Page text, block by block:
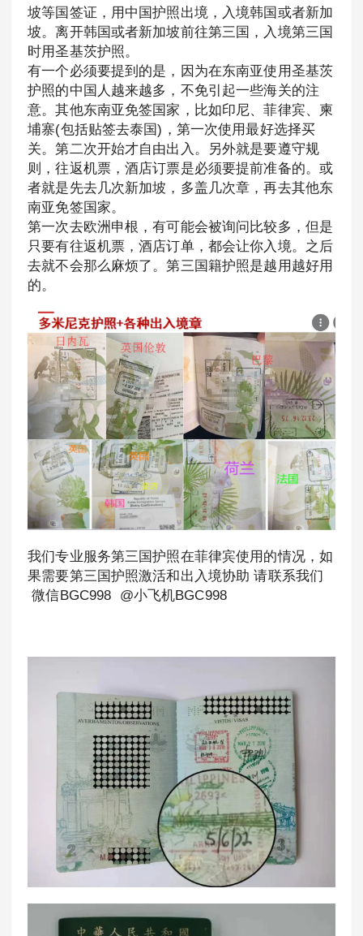
坡等国签证，用中国护照出境，入境韩国或者新加
坡。离开韩国或者新加坡前往第三国，入境第三国
时用圣基茨护照。
有一个必须要提到的是，因为在东南亚使用圣基茨
护照的中国人越来越多，不免引起一些海关的注
意。其他东南亚免签国家，比如印尼、菲律宾、柬
埔寨(包括贴签去泰国)，第一次使用最好选择买
关。第二次开始才自由出入。另外就是要遵守规
则，往返机票，酒店订票是必须要提前准备的。或
者就是先去几次新加坡，多盖几次章，再去其他东
南亚免签国家。
第一次去欧洲申根，有可能会被询问比较多，但是
只要有往返机票，酒店订单，都会让你入境。之后
去就不会那么麻烦了。第三国籍护照是越用越好用
的。
我们专业服务第三国护照在菲律宾使用的情况，如
果需要第三国护照激活和出入境协助 请联系我们
微信BGC998 @小飞机BGC998